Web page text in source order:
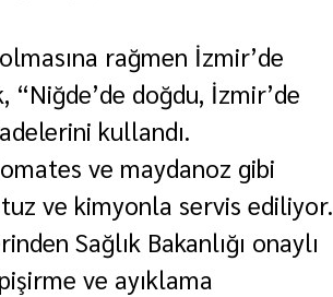
rağmen İzmir’de
doğdu, İzmir’de
kullandı.
ve maydanoz gibi
ve kimyonla servis ediliyor.
Sağlık Bakanlığı onaylı
ve ayıklama